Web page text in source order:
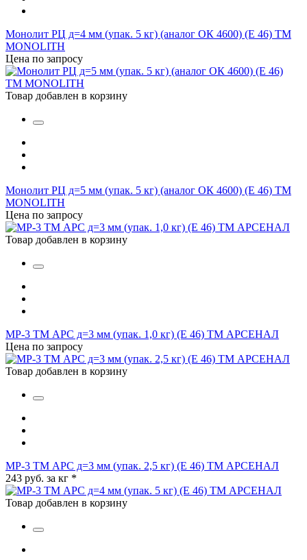
Монолит РЦ д=4 мм (упак. 5 кг) (аналог ОК 4600) (Е 46) ТМ
MONOLITH
Цена по запросу
Товар добавлен в корзину
Монолит РЦ д=5 мм (упак. 5 кг) (аналог ОК 4600) (Е 46) ТМ
MONOLITH
Цена по запросу
Товар добавлен в корзину
МР-3 TM АРС д=3 мм (упак. 1,0 кг) (Е 46) ТМ АРСЕНАЛ
Цена по запросу
Товар добавлен в корзину
МР-3 TM АРС д=3 мм (упак. 2,5 кг) (Е 46) ТМ АРСЕНАЛ
243 руб. за кг *
Товар добавлен в корзину